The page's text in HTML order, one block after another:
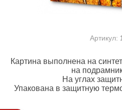
Артикул:
Картина выполнена на
на
На углах
Упакована в защитную